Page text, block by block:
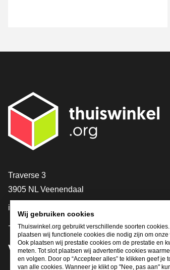
Contact
Traverse 3
3905 NL Veenendaal
info@thuiswinkel.org
+31 (0)318 64 85 75
Volg je ons al?
Wij gebruiken cookies
Thuiswinkel.org gebruikt verschillende soorten
plaatsen wij functionele cookies die nodig zijn om
Ook plaatsen wij prestatie cookies om de prestatie en
meten. Tot slot plaatsen wij advertentie cookies
en volgen. Door op “Accepteer alles” te klikken geef je
van alle cookies. Wanneer je klikt op "Nee, pas aan"